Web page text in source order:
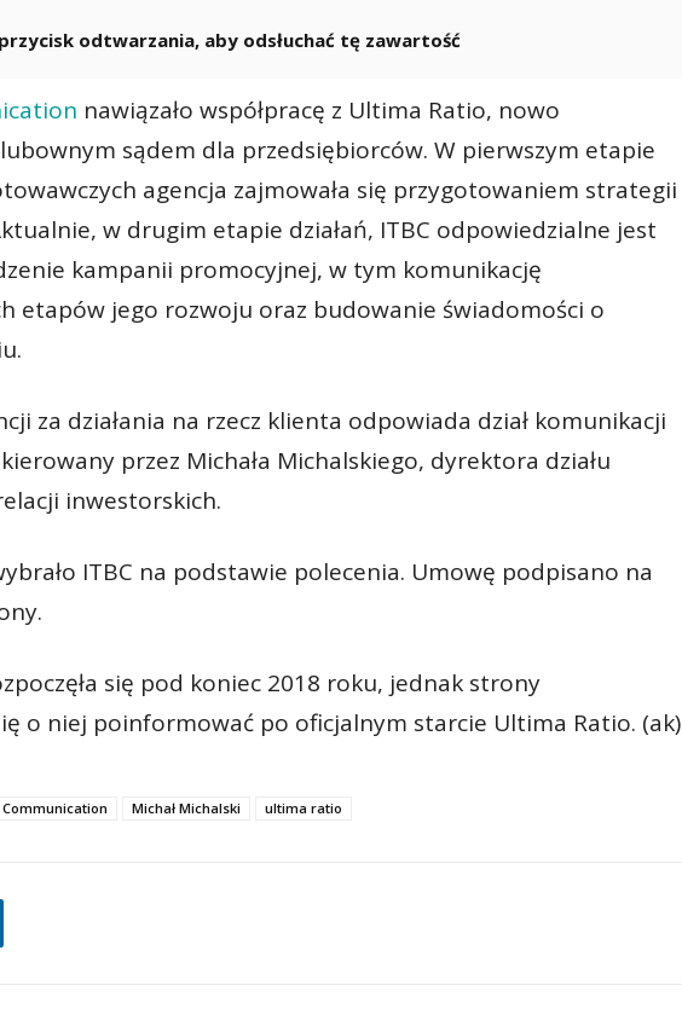
przycisk odtwarzania, aby odsłuchać tę zawartość
nawiązało współpracę z Ultima Ratio, nowo
sądem dla przedsiębiorców. W pierwszym etapie
agencja zajmowała się przygotowaniem strategii
w drugim etapie działań, ITBC odpowiedzialne jest
kampanii promocyjnej, w tym komunikację
etapów jego rozwoju oraz budowanie świadomości o
za działania na rzecz klienta odpowiada dział komunikacji
przez Michała Michalskiego, dyrektora działu
inwestorskich.
ITBC na podstawie polecenia. Umowę podpisano na
się pod koniec 2018 roku, jednak strony
o niej poinformować po oficjalnym starcie Ultima Ratio. (ak)
Communication Michał Michalski ultima ratio